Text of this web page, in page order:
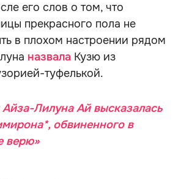
его слов о том, что
прекрасного пола не
в плохом настроении рядом
назвала Кузю из
туфелькой.
Айза-Лилуна Ай высказалась
обвиненного в
верю»